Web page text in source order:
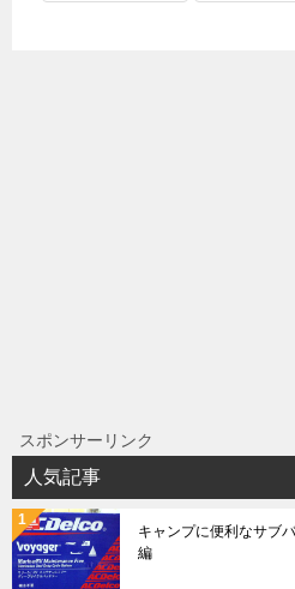
スポンサーリンク
人気記事
キャンプに便利なサブ
編